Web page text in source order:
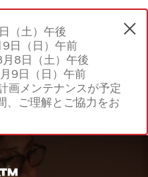
（土）午後
日（日）午前
8日（土）午後
9日（日）午前
画メンテナンスが予定
、ご理解とご協力をお